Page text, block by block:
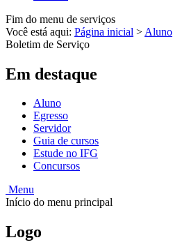
Fim do menu de serviços
Você está aqui: Página inicial > Aluno
Boletim de Serviço
Em destaque
Aluno
Egresso
Servidor
Guia de cursos
Estude no IFG
Concursos
Menu
Início do menu principal
Logo